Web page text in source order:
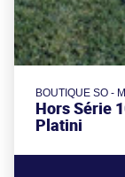
BOUTIQUE SO -
Hors Série
Platini